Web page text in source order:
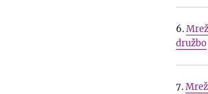
v Republiki Sloveniji do
6.
družbo
7.